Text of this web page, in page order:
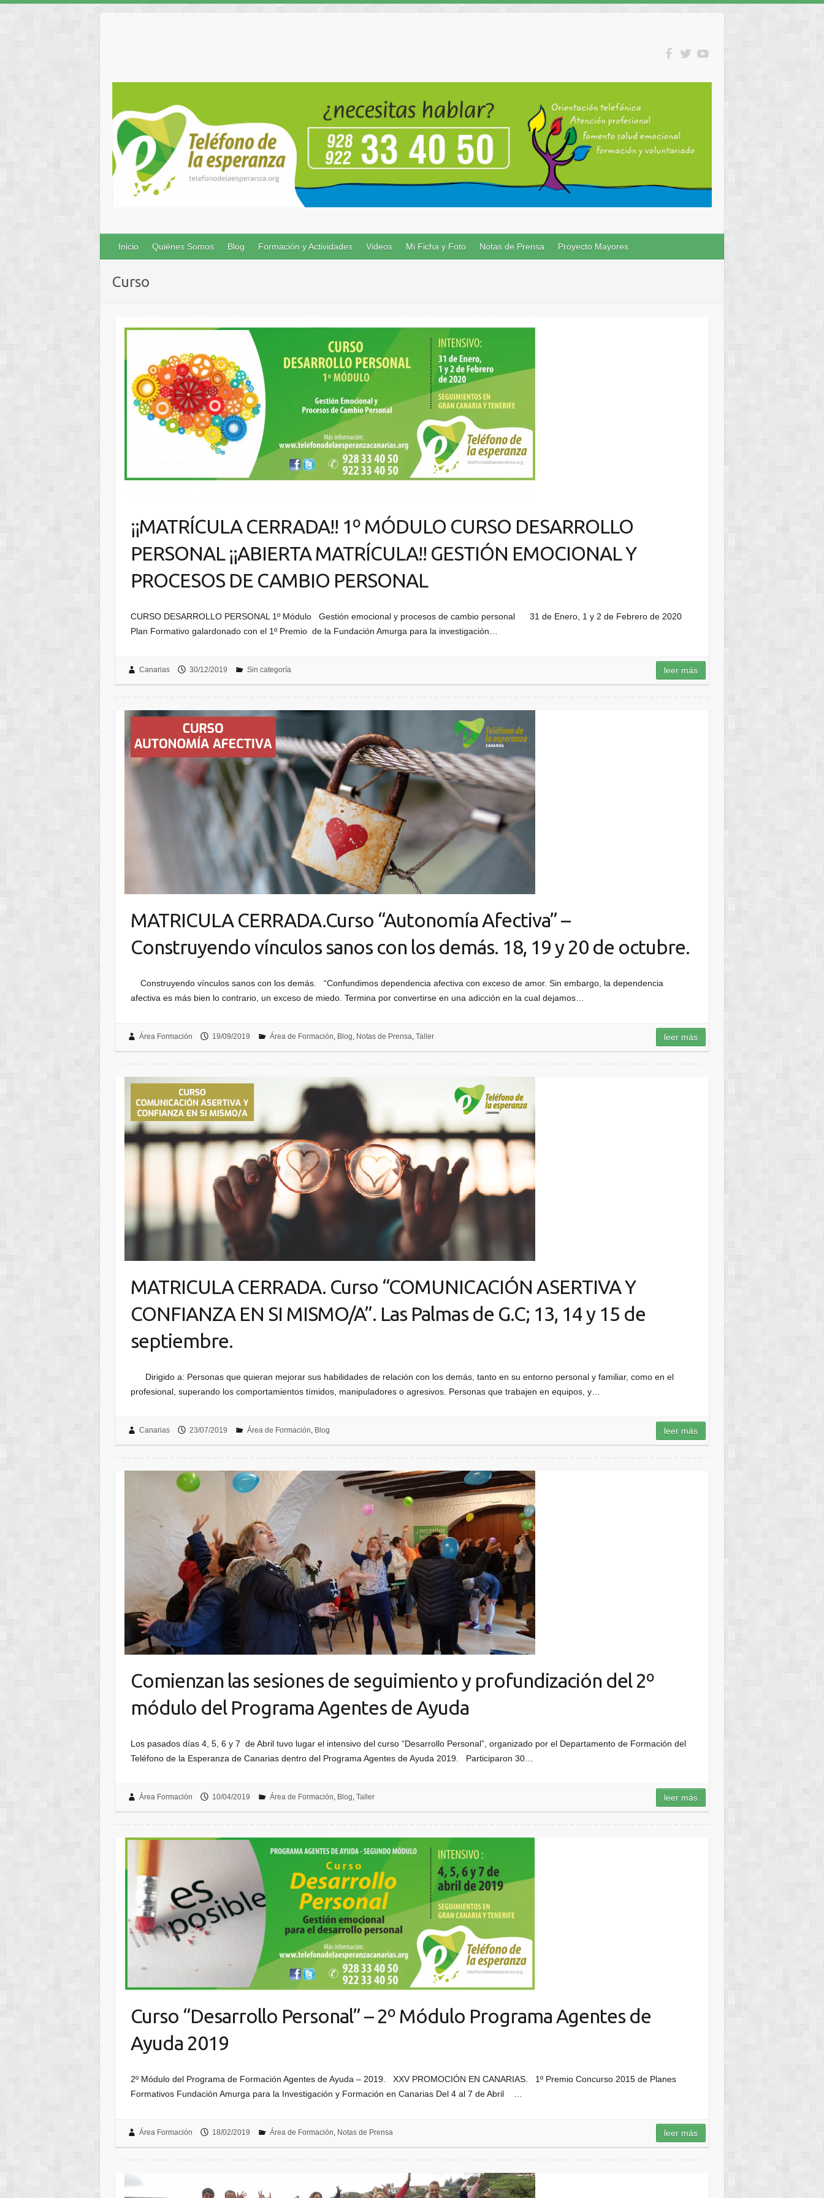
Inicio Quiénes Somos Blog Formación y Actividades Videos Mi Ficha y Foto Notas de Prensa Proyecto Mayores
Curso
¡¡MATRÍCULA CERRADA!! 1º MÓDULO CURSO DESARROLLO
PERSONAL ¡¡ABIERTA MATRÍCULA!! GESTIÓN EMOCIONAL Y
PROCESOS DE CAMBIO PERSONAL
CURSO DESARROLLO PERSONAL 1º Módulo Gestión emocional y procesos de cambio personal 31 de Enero, 1 y 2 de Febrero de 2020
Plan Formativo galardonado con el 1º Premio de la Fundación Amurga para la investigación…
Canarias 30/12/2019 Sin categoría leer más
MATRICULA CERRADA.Curso “Autonomía Afectiva” –
Construyendo vínculos sanos con los demás. 18, 19 y 20 de octubre.
Construyendo vínculos sanos con los demás. “Confundimos dependencia afectiva con exceso de amor. Sin embargo, la dependencia
afectiva es más bien lo contrario, un exceso de miedo. Termina por convertirse en una adicción en la cual dejamos…
Área Formación 19/09/2019 Área de Formación, Blog, Notas de Prensa, Taller leer más
MATRICULA CERRADA. Curso “COMUNICACIÓN ASERTIVA Y
CONFIANZA EN SI MISMO/A”. Las Palmas de G.C; 13, 14 y 15 de
septiembre.
Dirigido a: Personas que quieran mejorar sus habilidades de relación con los demás, tanto en su entorno personal y familiar, como en el
profesional, superando los comportamientos tímidos, manipuladores o agresivos. Personas que trabajen en equipos, y…
Canarias 23/07/2019 Área de Formación, Blog leer más
Comienzan las sesiones de seguimiento y profundización del 2º
módulo del Programa Agentes de Ayuda
Los pasados días 4, 5, 6 y 7 de Abril tuvo lugar el intensivo del curso “Desarrollo Personal”, organizado por el Departamento de Formación del
Teléfono de la Esperanza de Canarias dentro del Programa Agentes de Ayuda 2019. Participaron 30…
Área Formación 10/04/2019 Área de Formación, Blog, Taller leer más
Curso “Desarrollo Personal” – 2º Módulo Programa Agentes de
Ayuda 2019
2º Módulo del Programa de Formación Agentes de Ayuda – 2019. XXV PROMOCIÓN EN CANARIAS. 1º Premio Concurso 2015 de Planes
Formativos Fundación Amurga para la Investigación y Formación en Canarias Del 4 al 7 de Abril …
Área Formación 18/02/2019 Área de Formación, Notas de Prensa leer más